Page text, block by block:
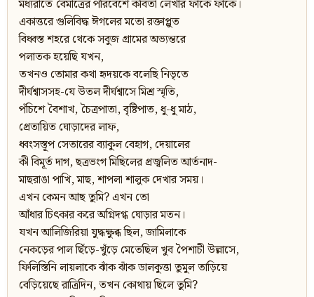
মধ্যরাতে বৈমাত্রের পরিবেশে কবিতা লেখার ফাঁকে ফাঁকে।
একাত্তরে গুলিবিদ্ধ ঈগলের মতো রক্তাপ্লুত
বিধ্বস্ত শহরে থেকে সবুজ গ্রামের অভ্যন্তরে
পলাতক হয়েছি যখন,
তখনও তোমার কথা হৃদয়কে বলেছি নিভৃতে
দীর্ঘশ্বাসসহ-যে উতল দীর্ঘশ্বাসে মিশ্র স্মৃতি,
পঁচিশে বৈশাখ, চৈত্রপাতা, বৃষ্টিপাত, ধু-ধু মাঠ,
প্রেতায়িত ঘোড়াদের লাফ,
ধ্বংসস্তূপ সেতারের ব্যাকুল বেহাগ, দেয়ালের
কী বিমূর্ত দাগ, ছত্রভংগ মিছিলের প্রজ্বলিত আর্তনাদ-
মাছরাঙা পাখি, মাছ, শাপলা শালুক দেখার সময়।
এখন কেমন আছ তুমি? এখন তো
আঁধার চিৎকার করে অগ্নিদগ্ধ ঘোড়ার মতন।
যখন আলিজিরিয়া যুদ্ধক্ষুব্ধ ছিল, জামিলাকে
নেকড়ের পাল ছিঁড়ে-খুঁড়ে মেতেছিল খুব পৈশাচী উল্লাসে,
ফিলিস্তিনি লায়লাকে ঝাঁক ঝাঁক ডালকুত্তা তুমুল তাড়িয়ে
বেড়িয়েছে রাত্রিদিন, তখন কোথায় ছিলে তুমি?